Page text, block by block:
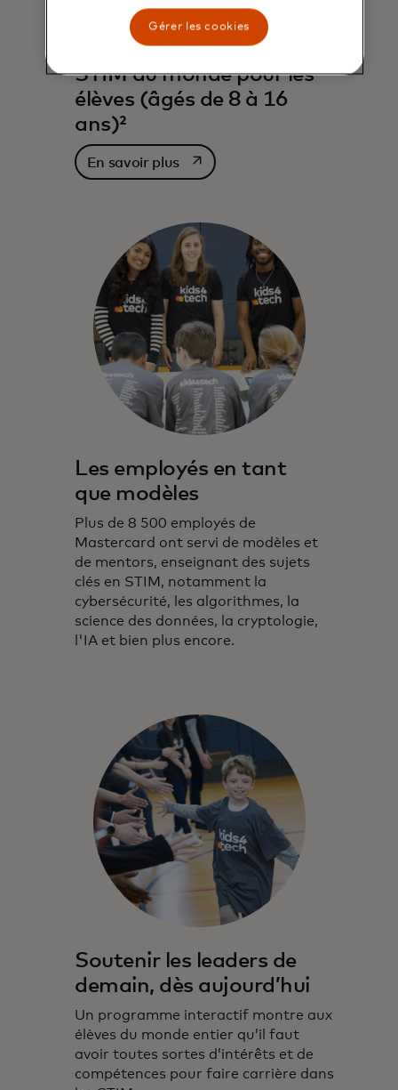
Le plus grand programme
STIM au monde pour les
élèves (âgés de 8 à 16
ans)²
En savoir pluss’ouvre dans un nouvel onglet
Les employés en tant
que modèles
Plus de 8 500 employés de
Mastercard ont servi de modèles et
de mentors, enseignant des sujets
clés en STIM, notamment la
cybersécurité, les algorithmes, la
science des données, la cryptologie,
l'IA et bien plus encore.
Soutenir les leaders de
demain, dès aujourd’hui
Un programme interactif montre aux
élèves du monde entier qu’il faut
avoir toutes sortes d’intérêts et de
compétences pour faire carrière dans
Gérer les cookies